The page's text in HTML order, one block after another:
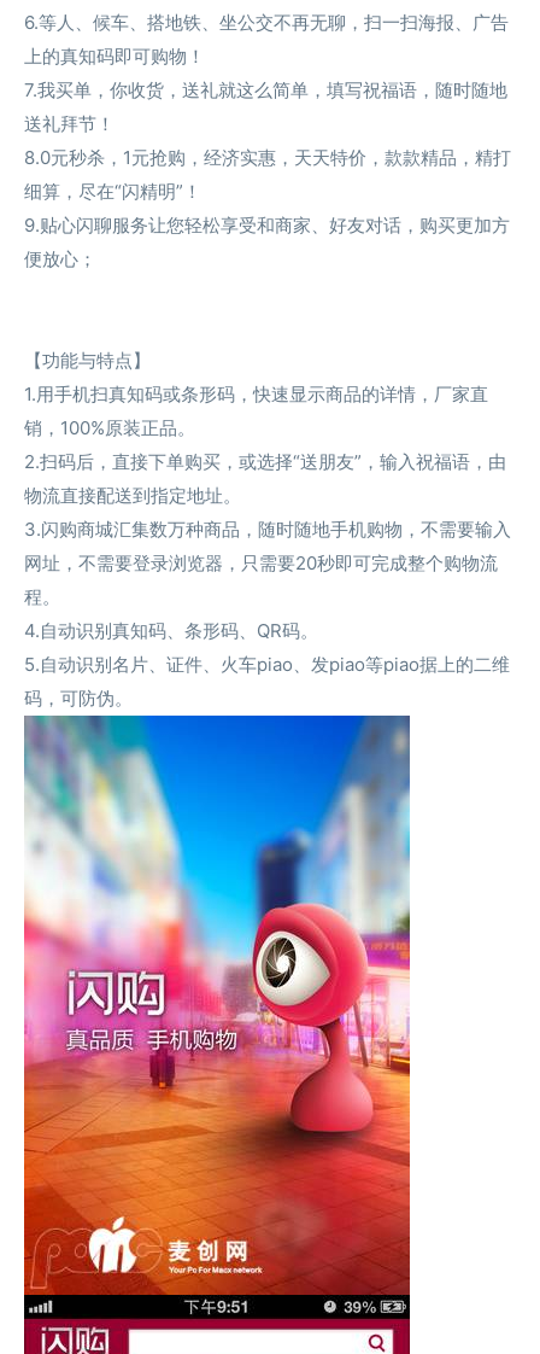
6.等人、候车、搭地铁、坐公交不再无聊，扫一扫海报、广告
上的真知码即可购物！
7.我买单，你收货，送礼就这么简单，填写祝福语，随时随地
送礼拜节！
8.0元秒杀，1元抢购，经济实惠，天天特价，款款精品，精打
细算，尽在“闪精明”！
9.贴心闪聊服务让您轻松享受和商家、好友对话，购买更加方
便放心；
【功能与特点】
1.用手机扫真知码或条形码，快速显示商品的详情，厂家直
销，100%原装正品。
2.扫码后，直接下单购买，或选择“送朋友”，输入祝福语，由
物流直接配送到指定地址。
3.闪购商城汇集数万种商品，随时随地手机购物，不需要输入
网址，不需要登录浏览器，只需要20秒即可完成整个购物流
程。
4.自动识别真知码、条形码、QR码。
5.自动识别名片、证件、火车piao、发piao等piao据上的二维
码，可防伪。